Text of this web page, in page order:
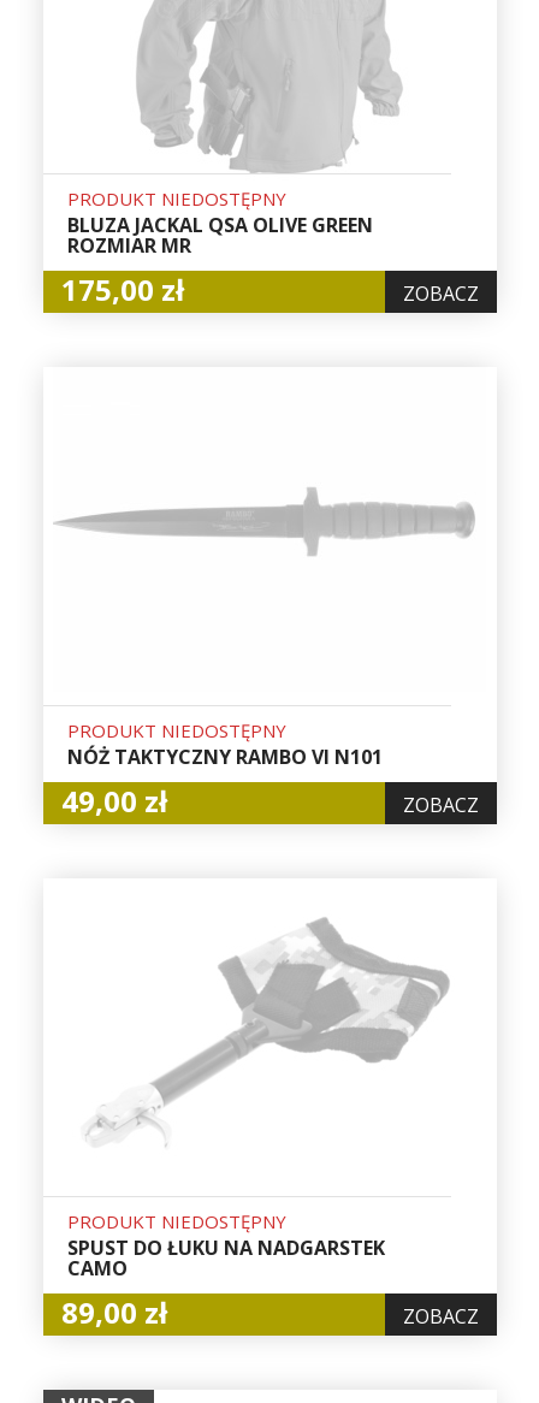
PRODUKT NIEDOSTĘPNY
BLUZA JACKAL QSA OLIVE GREEN
ROZMIAR MR
175,00 zł ZOBACZ
PRODUKT NIEDOSTĘPNY
NÓŻ TAKTYCZNY RAMBO VI N101
49,00 zł ZOBACZ
PRODUKT NIEDOSTĘPNY
SPUST DO ŁUKU NA NADGARSTEK
CAMO
89,00 zł ZOBACZ